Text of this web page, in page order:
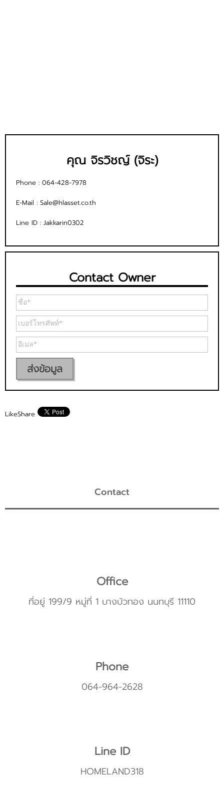
คุณ จิรวิชญ์ (จิระ)
Phone : 064-428-7978
E-Mail : Sale@hlasset.co.th
Line ID : Jakkarin0302
Contact Owner
ส่งข้อมูล
LikeShare
Contact
Office
ที่อยู่ 199/9 หมู่ที่ 1 บางบัวทอง นนทบุรี 11110
Phone
064-964-2628
Line ID
HOMELAND318